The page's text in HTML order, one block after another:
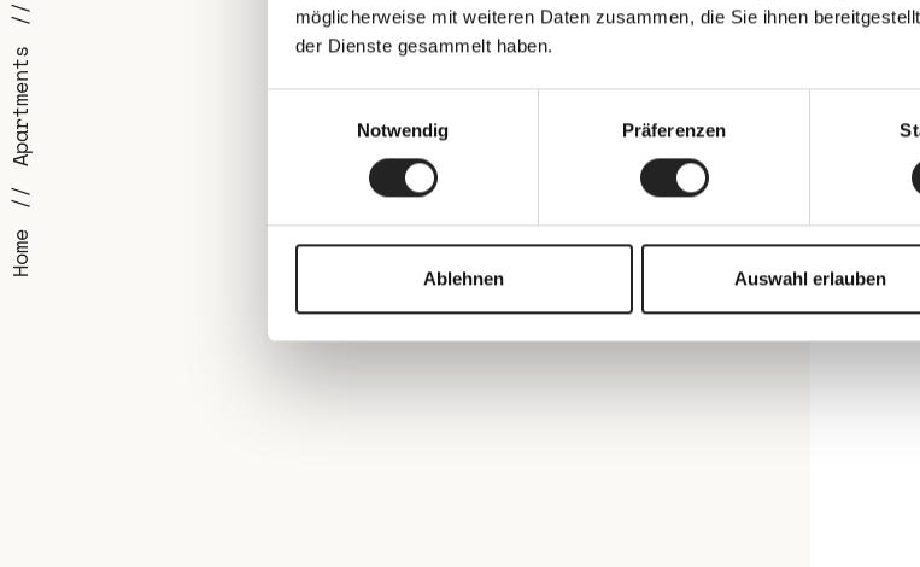
möglicherweise mit weiteren Daten zusammen, die Sie ihnen
der Dienste gesammelt haben.
Notwendig
Präferenzen
Ablehnen Auswahl erlauben
Home
Apartments